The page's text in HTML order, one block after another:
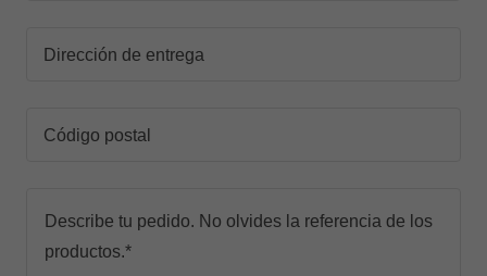
Dirección de entrega
Código postal